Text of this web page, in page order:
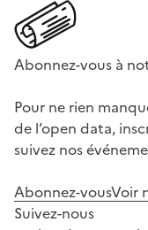
Abonnez-vous à
Pour ne rien
de l’open data,
suivez nos
Abonnez-vousVoir
Suivez-nous